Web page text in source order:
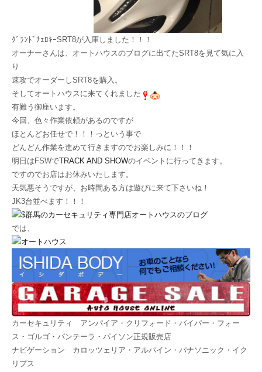
ｸﾞﾗﾝﾄﾞﾁｪﾛｷｰSRT8が入庫しました！！！
オーナーさんは、オートハウスのブログに出てたSRT8を見て気に入
り
速攻でオーダーしSRT8を購入。
そしてオートハウスに来てくれました
有難う御座います。
今回、色々作業依頼があるのですが
ほとんどお任せで！！！っという事で
どんどん作業を進めて行きますのでお楽しみに！！！
明日はFSWでTRACK AND SHOWのイベントに行ってきます。
ですのでお店はお休みいたします。
天気悪そうですが、お時間ある方は遊びに来て下さいね！
JK3台並べます！！！
では、
カーセキュリティ アンパイア・クリフォード・バイパー・フォー
ス・ゴルゴ・パンテーラ・パイソン正規販売店
ナビゲーション カロッツェリア・アルパイン・パナソニック・イク
リプス